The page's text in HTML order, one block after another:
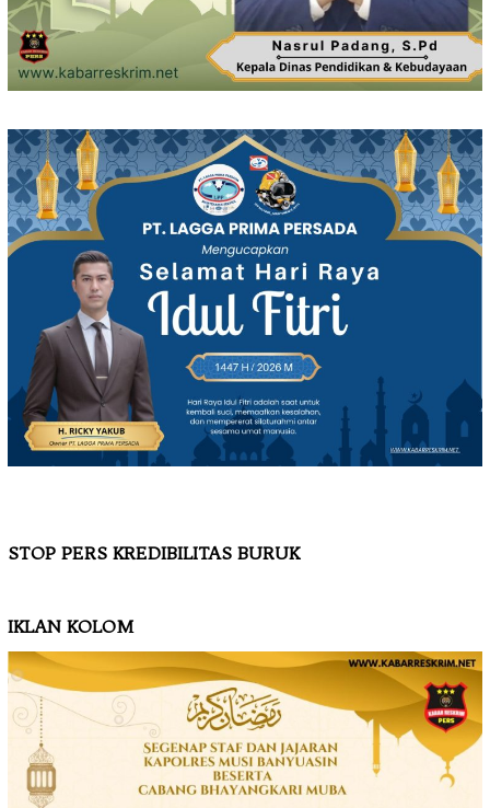
STOP PERS KREDIBILITAS BURUK
IKLAN KOLOM